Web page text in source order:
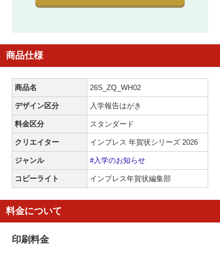
商品仕様
商品名 26S_ZQ_WH02
デザイン区分 入学報告はがき
料金区分 スタンダード
クリエイター インプレス 年賀状シリーズ 2026
ジャンル #入学のお知らせ
コピーライト インプレス年賀状編集部
料金について
印刷料金